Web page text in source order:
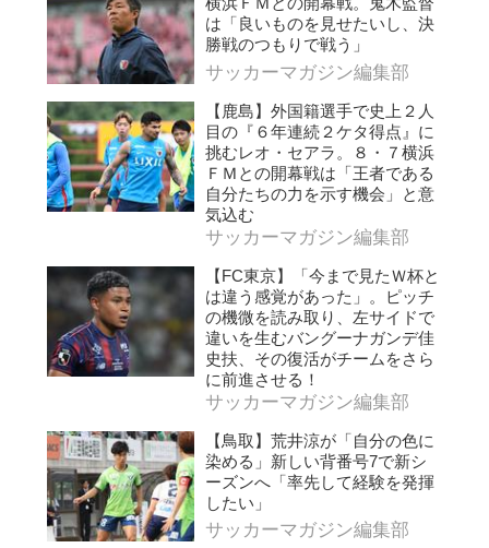
横浜ＦＭとの開幕戦。鬼木監督
は「良いものを見せたいし、決
勝戦のつもりで戦う」
サッカーマガジン編集部
【鹿島】外国籍選手で史上２人
目の『６年連続２ケタ得点』に
挑むレオ・セアラ。８・７横浜
ＦＭとの開幕戦は「王者である
自分たちの力を示す機会」と意
気込む
サッカーマガジン編集部
【FC東京】「今まで見たＷ杯と
は違う感覚があった」。ピッチ
の機微を読み取り、左サイドで
違いを生むバングーナガンデ佳
史扶、その復活がチームをさら
に前進させる！
サッカーマガジン編集部
【鳥取】荒井涼が「自分の色に
染める」新しい背番号7で新シ
ーズンへ「率先して経験を発揮
したい」
サッカーマガジン編集部